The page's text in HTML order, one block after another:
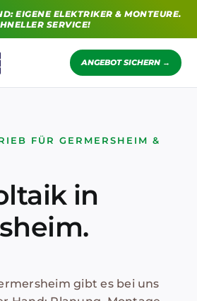
EIGENE ELEKTRIKER & MONTEURE.
SERVICE!
ANGEBOT SICHERN →
FÜR GERMERSHEIM &
in
gibt es bei uns